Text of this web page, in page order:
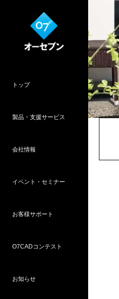
トップ
製品・支援サービス
会社情報
イベント・セミナー
お客様サポート
O7CADコンテスト
お知らせ